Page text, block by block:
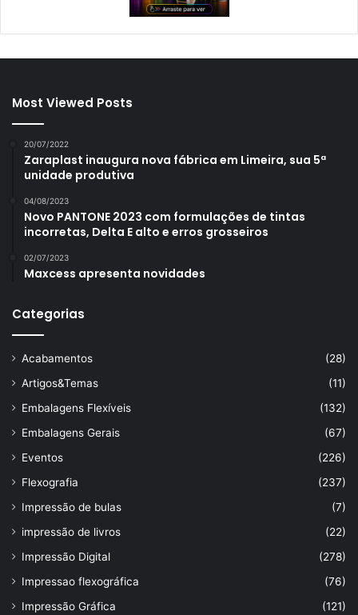
Most Viewed Posts
20/07/2022
Zaraplast inaugura nova fábrica em Limeira, sua 5ª
unidade produtiva
04/08/2023
Novo PANTONE 2023 com formulações de tintas
incorretas, Delta E alto e erros grosseiros
02/07/2023
Maxcess apresenta novidades
Categorias
Acabamentos
(28)
Artigos&Temas
(11)
Embalagens Flexíveis
(132)
Embalagens Gerais
(67)
Eventos
(226)
Flexografia
(237)
Impressão de bulas
(7)
impressão de livros
(22)
Impressão Digital
(278)
Impressao flexográfica
(76)
Impressão Gráfica
(121)